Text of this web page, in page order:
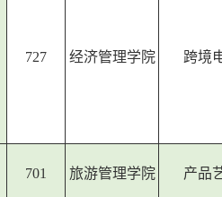
727 经济管理学院 跨境
701 旅游管理学院 产品